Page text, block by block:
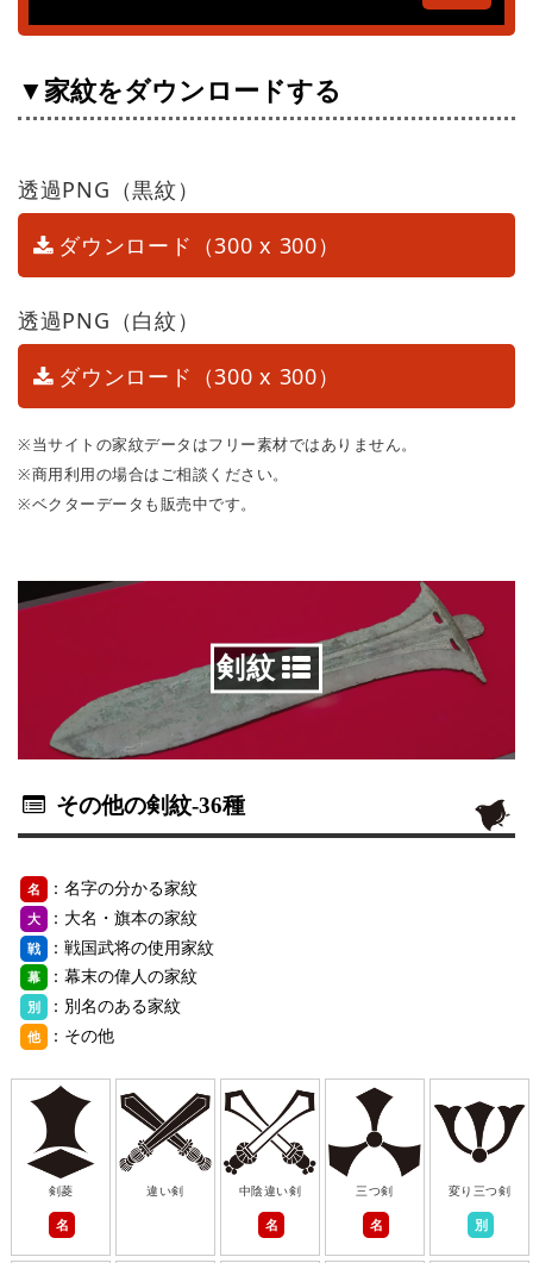
▼家紋をダウンロードする
透過PNG（黒紋）
ダウンロード（300 x 300）
透過PNG（白紋）
ダウンロード（300 x 300）
※当サイトの家紋データはフリー素材ではありません。
※商用利用の場合はご相談ください。
※ベクターデータも販売中です。
剣紋
その他の剣紋-36種
名 ：名字の分かる家紋
大 ：大名・旗本の家紋
戦 ：戦国武将の使用家紋
幕 ：幕末の偉人の家紋
別 ：別名のある家紋
他 ：その他
剣菱
名
違い剣 中陰違い剣
名
三つ剣
名
変り三つ剣
別